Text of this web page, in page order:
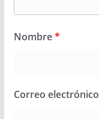
Nombre*
Correo electrónico